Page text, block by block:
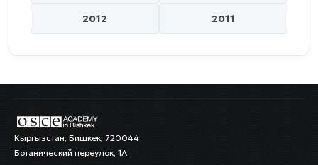
2012 2011
Кыргызстан, Бишкек, 720044
Ботанический переулок, 1А